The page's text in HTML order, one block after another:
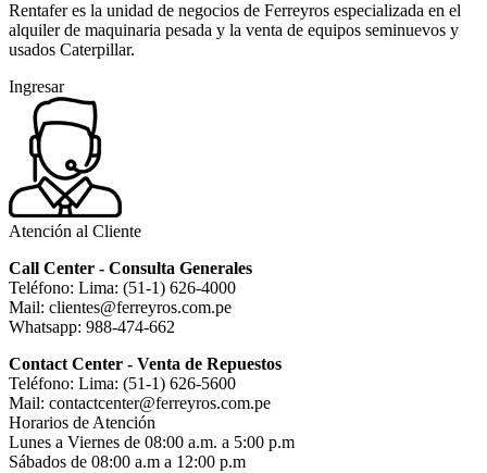
Rentafer es la unidad de negocios de Ferreyros especializada en el
alquiler de maquinaria pesada y la venta de equipos seminuevos y
usados Caterpillar.
Ingresar
Atención al Cliente
Call Center - Consulta Generales
Teléfono: Lima: (51-1) 626-4000
Mail: clientes@ferreyros.com.pe
Whatsapp: 988-474-662
Contact Center - Venta de Repuestos
Teléfono: Lima: (51-1) 626-5600
Mail: contactcenter@ferreyros.com.pe
Horarios de Atención
Lunes a Viernes de 08:00 a.m. a 5:00 p.m
Sábados de 08:00 a.m a 12:00 p.m